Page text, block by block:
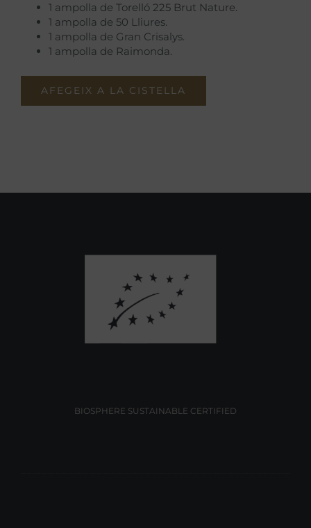
1 ampolla de Torelló 225 Brut Nature.
1 ampolla de 50 Lliures.
1 ampolla de Gran Crisalys.
1 ampolla de Raimonda.
AFEGEIX A LA CISTELLA
BIOSPHERE SUSTAINABLE CERTIFIED